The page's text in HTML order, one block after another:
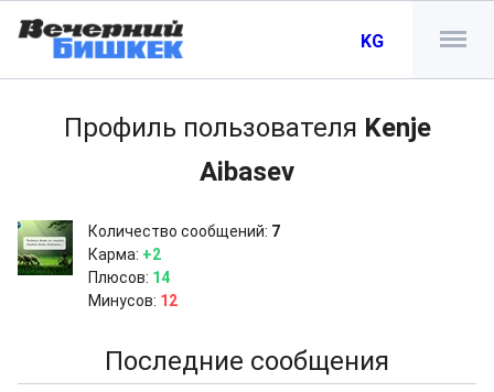
KG
Профиль пользователя Kenje
Aibasev
Количество сообщений: 7
Карма: +2
Плюсов: 14
Минусов: 12
Последние сообщения